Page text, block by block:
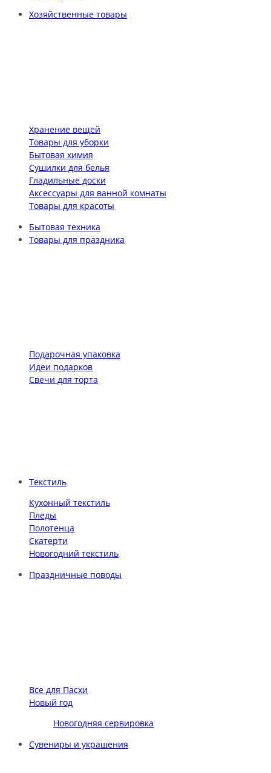
Хозяйственные товары
Хранение вещей
Товары для уборки
Бытовая химия
Сушилки для белья
Гладильные доски
Аксессуары для ванной комнаты
Товары для красоты
Бытовая техника
Товары для праздника
Подарочная упаковка
Идеи подарков
Свечи для торта
Текстиль
Кухонный текстиль
Пледы
Полотенца
Скатерти
Новогодний текстиль
Праздничные поводы
Все для Пасхи
Новый год
Новогодняя сервировка
Сувениры и украшения